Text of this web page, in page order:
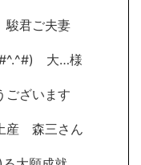
駿君ご夫妻
大…様
ございます
産 森三さん